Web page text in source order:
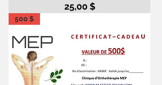
Prix
25,00 $
500 $